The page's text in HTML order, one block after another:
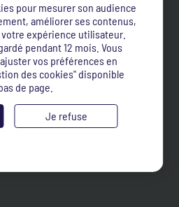
pour mesurer son audience
améliorer ses contenus,
expérience utilisateur.
pendant 12 mois. Vous
vos préférences en
des cookies" disponible
de page.
Je refuse